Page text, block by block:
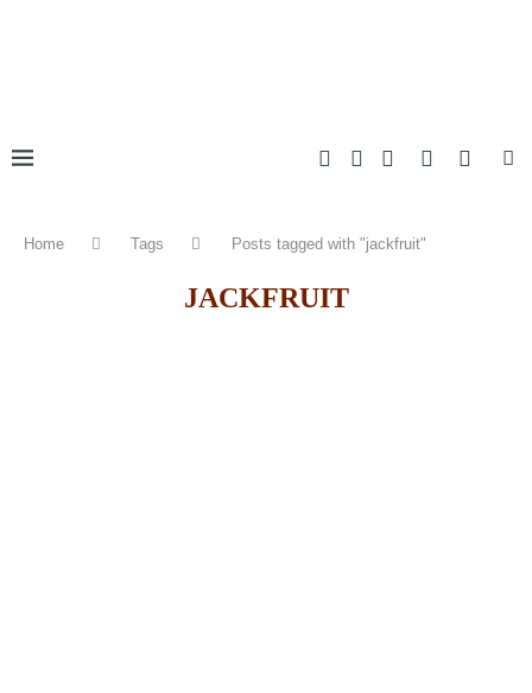
Home Tags Posts tagged with "jackfruit"
JACKFRUIT